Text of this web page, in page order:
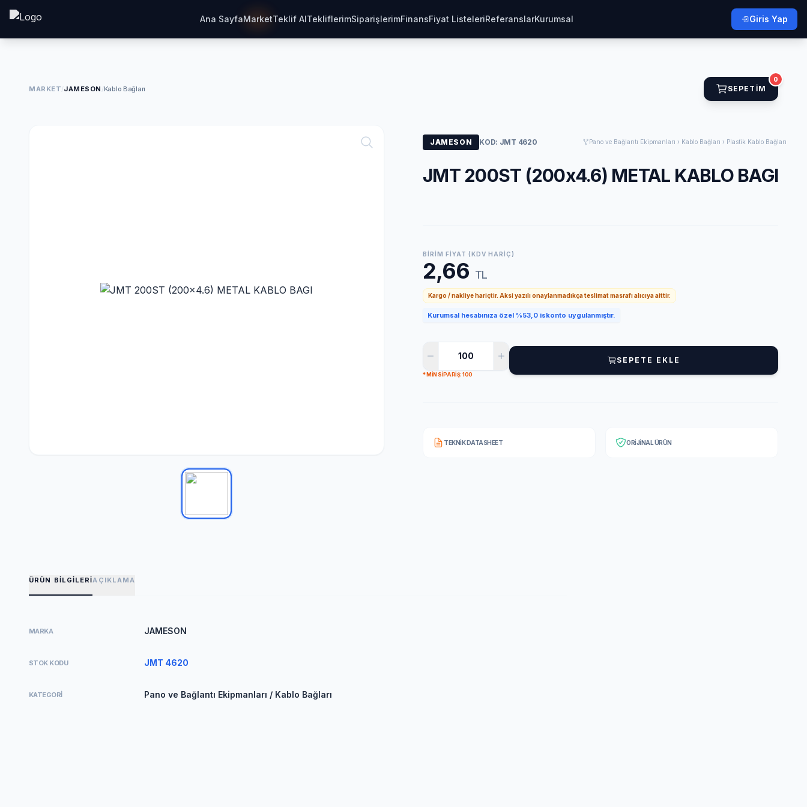
Ana SayfaMarketTeklif AlTekliflerimSiparişlerimFinansFiyat ListeleriReferanslarKurumsal Giris Yap
MARKET/JAMESON /Kablo Bağları SEPETIM
0
JAMESON KOD: JMT 4620 Pano ve Bağlantı Ekipmanları › Kablo Bağları › Plastik Kablo Bağları
JMT 200ST (200x4.6) METAL KABLO BAGI
BIRIM FIYAT (KDV HARIÇ)
2,66 TL
Kargo / nakliye hariçtir. Aksi yazılı onaylanmadıkça teslimat masrafı alıcıya aittir.
Kurumsal hesabınıza özel %53,0 iskonto uygulanmıştır.
* MIN SIPARIŞ: 100
SEPETE EKLE
TEKNIK DATASHEET ORIJINAL ÜRÜN
ÜRÜN BILGILERIAÇIKLAMA
MARKA JAMESON
STOK KODU JMT 4620
KATEGORI Pano ve Bağlantı Ekipmanları / Kablo Bağları